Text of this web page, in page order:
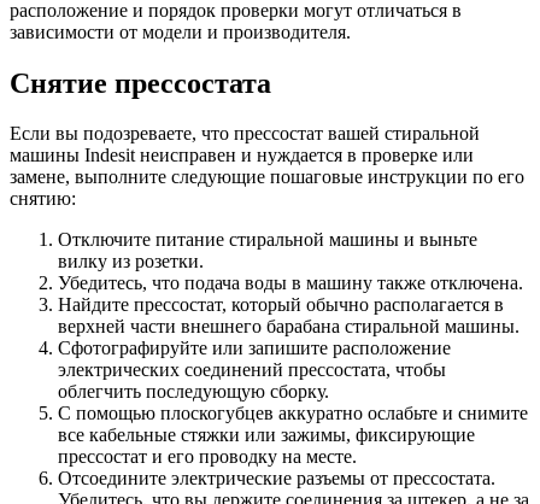
расположение и порядок проверки могут отличаться в
зависимости от модели и производителя.
Снятие прессостата
Если вы подозреваете, что прессостат вашей стиральной
машины Indesit неисправен и нуждается в проверке или
замене, выполните следующие пошаговые инструкции по его
снятию:
Отключите питание стиральной машины и выньте
вилку из розетки.
Убедитесь, что подача воды в машину также отключена.
Найдите прессостат, который обычно располагается в
верхней части внешнего барабана стиральной машины.
Сфотографируйте или запишите расположение
электрических соединений прессостата, чтобы
облегчить последующую сборку.
С помощью плоскогубцев аккуратно ослабьте и снимите
все кабельные стяжки или зажимы, фиксирующие
прессостат и его проводку на месте.
Отсоедините электрические разъемы от прессостата.